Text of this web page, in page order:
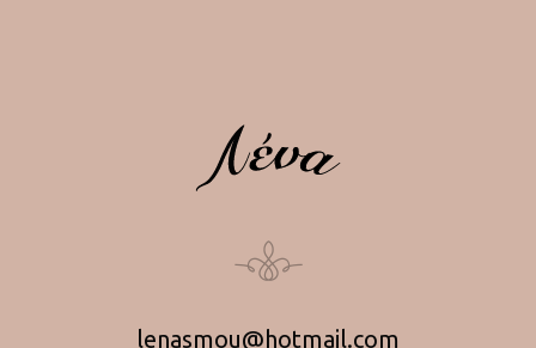
lenasmou@hotmail.com